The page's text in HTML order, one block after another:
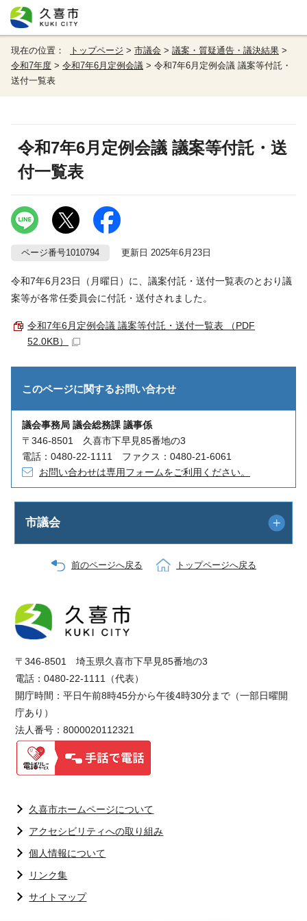
現在の位置： トップページ > 市議会 > 議案・質疑通告・議決結果 >
令和7年度 > 令和7年6月定例会議 > 令和7年6月定例会議 議案等付託・
送付一覧表
令和7年6月定例会議 議案等付託・送
付一覧表
ページ番号1010794 更新日 2025年6月23日
令和7年6月23日（月曜日）に、議案付託・送付一覧表のとおり議
案等が各常任委員会に付託・送付されました。
令和7年6月定例会議 議案等付託・送付一覧表 （PDF
52.0KB）
このページに関するお問い合わせ
議会事務局 議会総務課 議事係
〒346-8501 久喜市下早見85番地の3
電話：0480-22-1111 ファクス：0480-21-6061
お問い合わせは専用フォームをご利用ください。
市議会
前のページへ戻る トップページへ戻る
〒346-8501 埼玉県久喜市下早見85番地の3
電話：0480-22-1111（代表）
開庁時間：平日午前8時45分から午後4時30分まで（一部日曜開
庁あり）
法人番号：8000020112321
久喜市ホームページについて
アクセシビリティへの取り組み
個人情報について
リンク集
サイトマップ